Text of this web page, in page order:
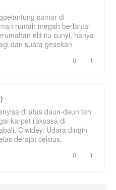
samar di
rumah megah berlantai
elit itu sunyi, hanya
dan suara gesekan
0 1
di atas daun-daun teh
karpet raksasa di
Ciwidey. Udara dingin
derajat celsius,
0 1